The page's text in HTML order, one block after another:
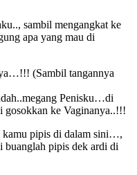
sambil mengangkat ke
apa yang mau di
(Sambil tangannya
Penisku…di
ke Vaginanya..!!!
pipis di dalam sini…,
pipis dek ardi di